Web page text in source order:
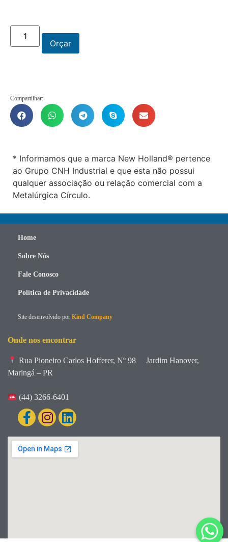
Orçar
Compartilhar:
* Informamos que a marca New Holland® pertence
ao Grupo CNH Industrial e que esta não possui
qualquer associação ou relação comercial com a
Metalúrgica Círculo.
Home
Sobre Nós
Fale Conosco
Política de Privacidade
Site desenvolvido por Kind Company
Onde nos encontrar
Rua Pioneiro Carlos Hofferer, Nº 98
Jardim Hanover,
Maringá – PR
(44) 3266-6401